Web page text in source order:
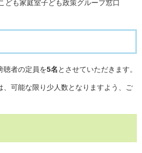
も家庭室子ども政策グループ窓口
聴者の定員を5名とさせていただきます。
、可能な限り少人数となりますよう、ご